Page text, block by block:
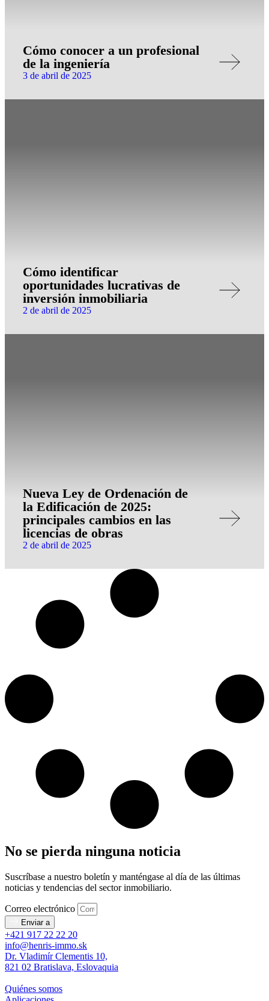
Cómo conocer a un profesional
de la ingeniería
3 de abril de 2025
Cómo identificar
oportunidades lucrativas de
inversión inmobiliaria
2 de abril de 2025
Nueva Ley de Ordenación de
la Edificación de 2025:
principales cambios en las
licencias de obras
2 de abril de 2025
No se pierda ninguna noticia
Suscríbase a nuestro boletín y manténgase al día de las últimas
noticias y tendencias del sector inmobiliario.
Correo electrónico
Enviar a
+421 917 22 22 20
info@henris-immo.sk
Dr. Vladimír Clementis 10,
821 02 Bratislava, Eslovaquia
Quiénes somos